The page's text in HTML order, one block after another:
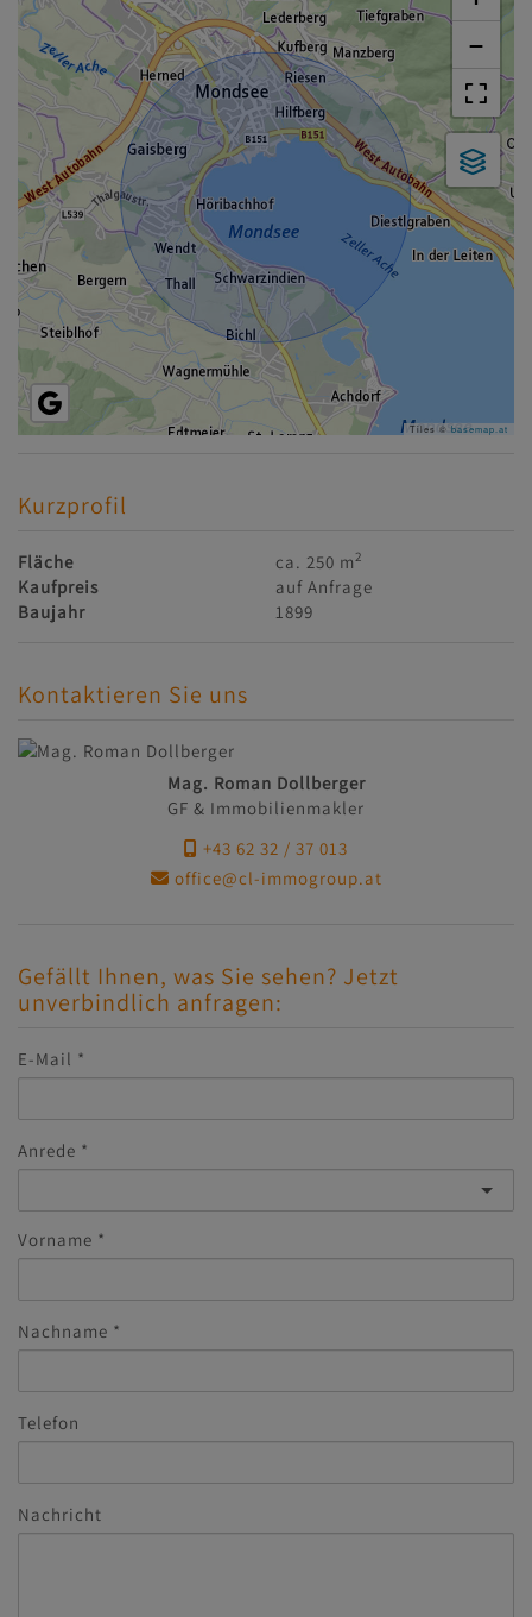
−
Tiles © basemap.at
Kurzprofil
Fläche ca. 250 m2
Kaufpreis
auf Anfrage
Baujahr
1899
Kontaktieren Sie uns
Mag. Roman Dollberger
GF & Immobilienmakler
+43 62 32 / 37 013
office@cl-immogroup.at
Gefällt Ihnen, was Sie sehen? Jetzt
unverbindlich anfragen:
E-Mail
Anrede
Vorname
Nachname
Telefon
Nachricht